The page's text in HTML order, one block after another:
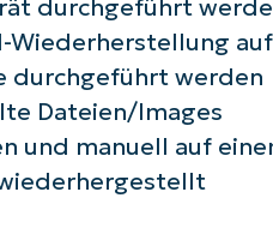
durchgeführt
Wiederherstellung auf
durchgeführt werden
Dateien/Images
und manuell auf